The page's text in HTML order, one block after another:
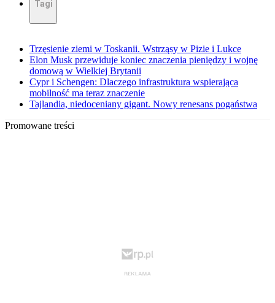
Tagi
Trzęsienie ziemi w Toskanii. Wstrząsy w Pizie i Lukce
Elon Musk przewiduje koniec znaczenia pieniędzy i wojnę
domową w Wielkiej Brytanii
Cypr i Schengen: Dlaczego infrastruktura wspierająca
mobilność ma teraz znaczenie
Tajlandia, niedoceniany gigant. Nowy renesans pogaństwa
Promowane treści